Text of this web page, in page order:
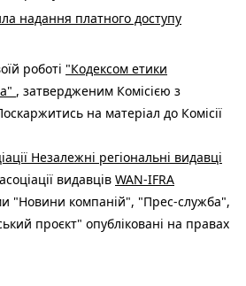
надання платного доступу
роботі "Кодексом етики
, затвердженим Комісією з
на матеріал до Комісії
Незалежні регіональні видавці
видавців WAN-IFRA
"Новини компаній", "Прес-служба",
проєкт" опубліковані на правах